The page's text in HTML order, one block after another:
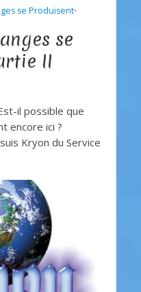
se Produisent•
se
II
il possible que
encore ici ?
Kryon du Service